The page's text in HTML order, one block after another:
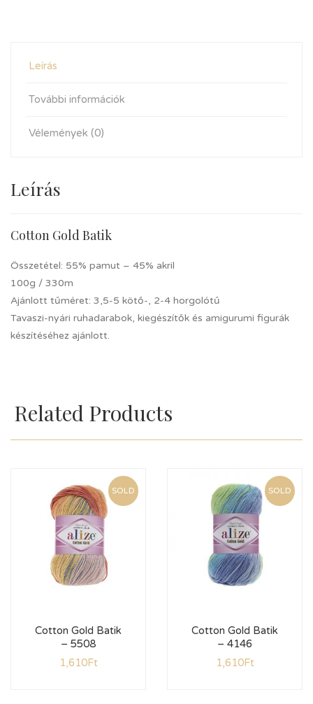
Leírás
További információk
Vélemények (0)
Leírás
Cotton Gold Batik
Összetétel: 55% pamut – 45% akril
100g / 330m
Ajánlott tűméret: 3,5-5 kötő-, 2-4 horgolótű
Tavaszi-nyári ruhadarabok, kiegészítők és amigurumi figurák
készítéséhez ajánlott.
Related Products
SOLD
Cotton Gold Batik
– 5508
1,610Ft
SOLD
Cotton Gold Batik
– 4146
1,610Ft